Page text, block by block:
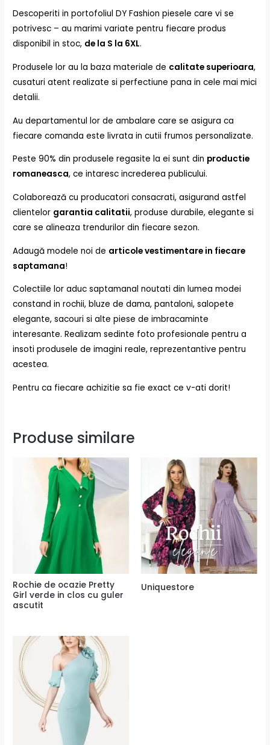
Descoperiti in portofoliul DY Fashion piesele care vi se
potrivesc – au marimi variate pentru fiecare produs
disponibil in stoc, de la S la 6XL.
Produsele lor au la baza materiale de calitate superioara,
cusaturi atent realizate si perfectiune pana in cele mai mici
detalii.
Au departamentul lor de ambalare care se asigura ca
fiecare comanda este livrata in cutii frumos personalizate.
Peste 90% din produsele regasite la ei sunt din productie
romaneasca, ce intaresc increderea publicului.
Colaborează cu producatori consacrati, asigurand astfel
clientelor garantia calitatii, produse durabile, elegante si
care se alineaza trendurilor din fiecare sezon.
Adaugă modele noi de articole vestimentare in fiecare
saptamana!
Colectiile lor aduc saptamanal noutati din lumea modei
constand in rochii, bluze de dama, pantaloni, salopete
elegante, sacouri si alte piese de imbracaminte
interesante. Realizam sedinte foto profesionale pentru a
insoti produsele de imagini reale, reprezentantive pentru
acestea.
Pentru ca fiecare achizitie sa fie exact ce v-ati dorit!
Produse similare
Rochie de ocazie Pretty
Girl verde in clos cu guler
ascutit
Uniquestore